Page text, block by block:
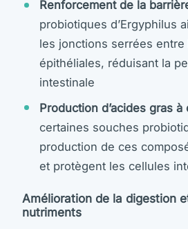
Renforcement de la
probiotiques d’Ergyphilus
les jonctions serrées entre
épithéliales, réduisant la
intestinale
Production d’acides gras
certaines souches
production de ces
et protègent les cellules
Amélioration de la digestion
nutriments